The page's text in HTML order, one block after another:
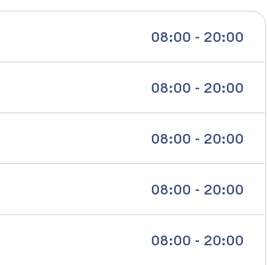
08:00 - 20:00
08:00 - 20:00
08:00 - 20:00
08:00 - 20:00
08:00 - 20:00